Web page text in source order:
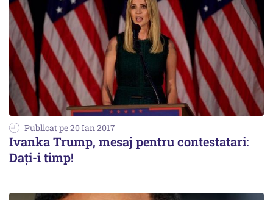
Publicat pe 20 Ian 2017
Ivanka Trump, mesaj pentru contestatari:
Dați-i timp!